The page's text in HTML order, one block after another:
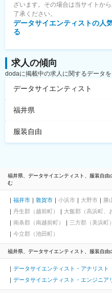
ざいます。その場合は当サイトか
了承ください。
データサイエンティストの人
る
求人の傾向
dodaに掲載中の求人に関するデータ
データサイエンティスト
福井県
服装自由
福井県、データサイエンティスト、服装自
む
福井市 敦賀市 小浜市 大野市 勝
丹生郡（越前町）
大飯郡（高浜町、
南条郡（南越前町）
三方郡（美浜町）
今立郡（池田町）
福井県、データサイエンティスト、服装自
データサイエンティスト・アナリスト
データサイエンティスト・エンジニア